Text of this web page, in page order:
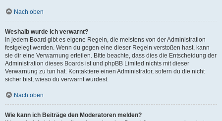
Nach oben
Weshalb wurde ich verwarnt?
In jedem Board gibt es eigene Regeln, die meistens von der Administration
festgelegt werden. Wenn du gegen eine dieser Regeln verstoßen hast, kann
sie dir eine Verwarnung erteilen. Bitte beachte, dass dies die Entscheidung der
Administration dieses Boards ist und phpBB Limited nichts mit dieser
Verwarnung zu tun hat. Kontaktiere einen Administrator, sofern du die nicht
sicher bist, wieso du verwarnt wurdest.
Nach oben
Wie kann ich Beiträge den Moderatoren melden?